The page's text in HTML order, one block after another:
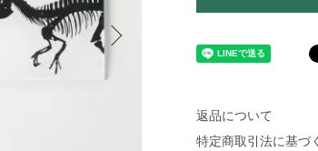
返品について
特定商取引法に基づ